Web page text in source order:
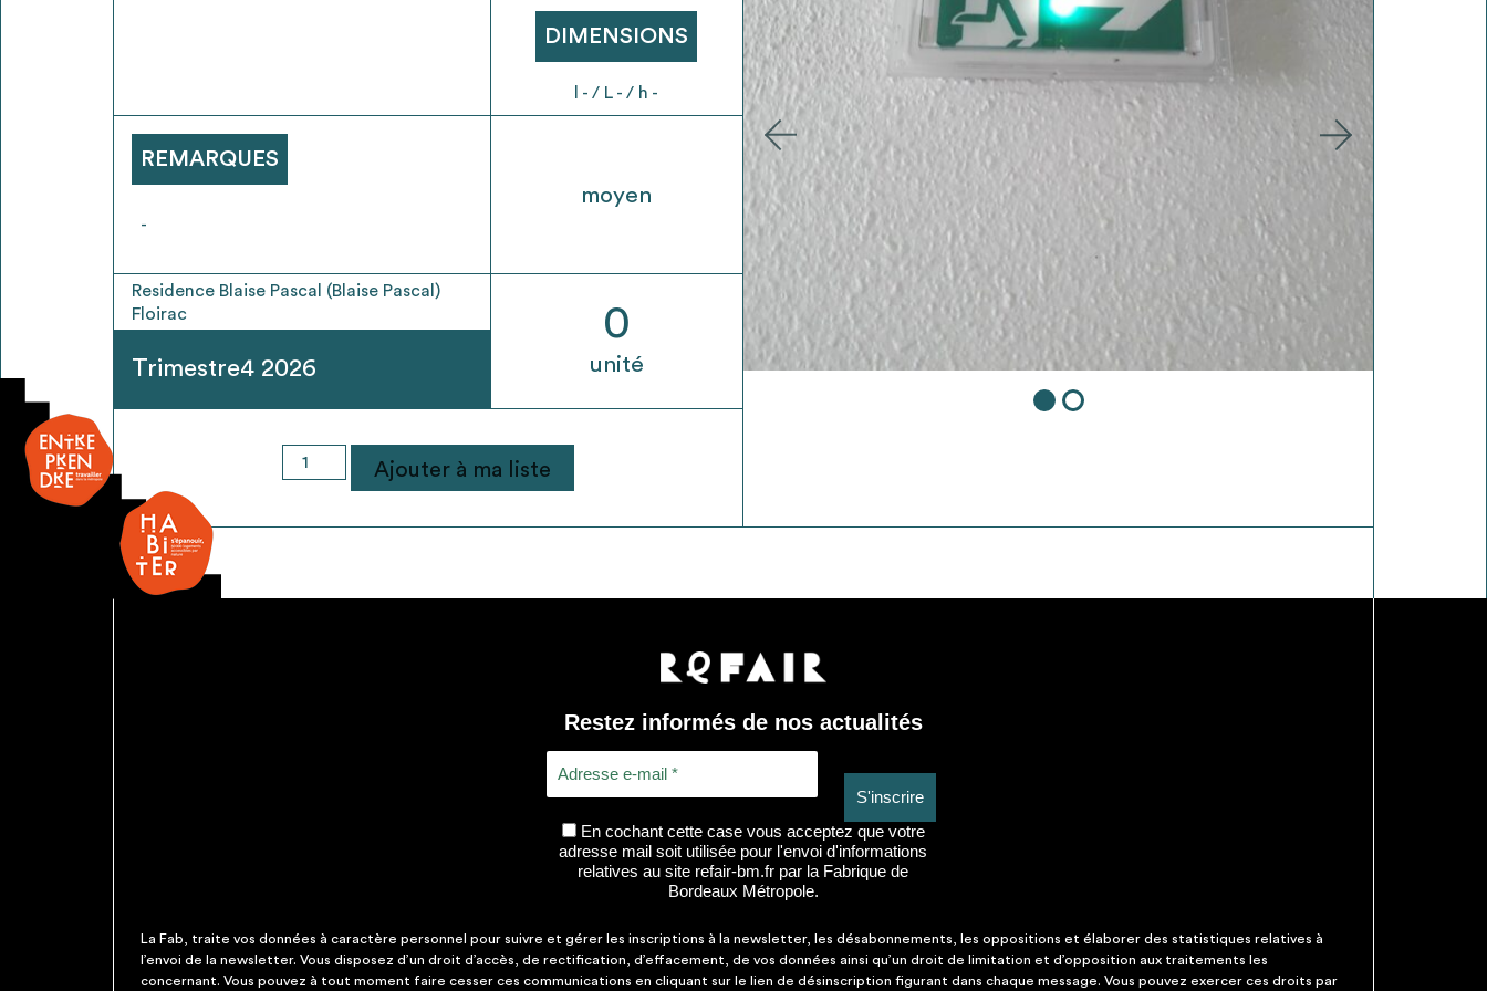
REMARQUES
-
Residence Blaise Pascal (Blaise Pascal)
Floirac
Trimestre4 2026
DIMENSIONS
l - / L - / h -
moyen
0
unité
quantité
de
Ajouter à ma liste
Restez informés de nos actualités
En cochant cette case vous acceptez que votre
adresse mail soit utilisée pour l'envoi d'informations
relatives au site refair-bm.fr par la Fabrique de
Bordeaux Métropole.
La Fab, traite vos données à caractère personnel pour suivre et gérer les inscriptions à la newsletter, les désabonnements, les oppositions et élaborer des statistiques relatives à
l’envoi de la newsletter. Vous disposez d’un droit d’accès, de rectification, d’effacement, de vos données ainsi qu’un droit de limitation et d’opposition aux traitements les
concernant. Vous pouvez à tout moment faire cesser ces communications en cliquant sur le lien de désinscription figurant dans chaque message. Vous pouvez exercer ces droits par